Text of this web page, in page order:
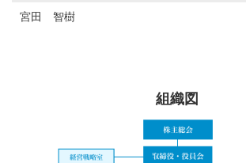
宮田 智樹
組織図